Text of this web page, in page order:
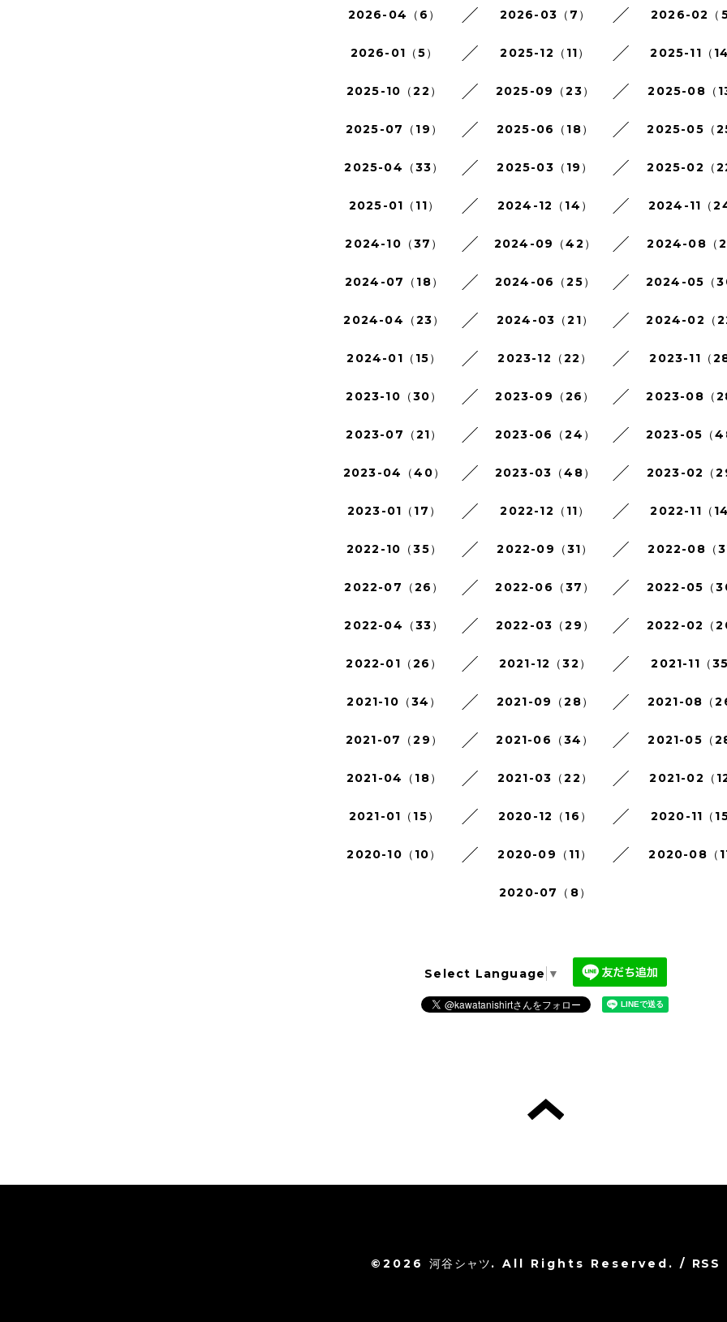
2026-04（6） 2026-03（7） 2026-02（5
2026-01（5） 2025-12（11） 2025-11（14
2025-10（22） 2025-09（23） 2025-08（13
2025-07（19） 2025-06（18） 2025-05（
2025-04（33） 2025-03（19） 2025-02（
2025-01（11） 2024-12（14） 2024-11（24
2024-10（37） 2024-09（42） 2024-08（
2024-07（18） 2024-06（25） 2024-05（
2024-04（23） 2024-03（21） 2024-02（
2024-01（15） 2023-12（22） 2023-11（28
2023-10（30） 2023-09（26） 2023-08（
2023-07（21） 2023-06（24） 2023-05（
2023-04（40） 2023-03（48） 2023-02（
2023-01（17） 2022-12（11） 2022-11（14
2022-10（35） 2022-09（31） 2022-08（31
2022-07（26） 2022-06（37） 2022-05（
2022-04（33） 2022-03（29） 2022-02（
2022-01（26） 2021-12（32） 2021-11（35
2021-10（34） 2021-09（28） 2021-08（26
2021-07（29） 2021-06（34） 2021-05（28
2021-04（18） 2021-03（22） 2021-02（12
2021-01（15） 2020-12（16） 2020-11（15
2020-10（10） 2020-09（11） 2020-08（11
2020-07（8）
Select Language ▼
©2026河谷シャツ. All Rights Reserved. / RSS